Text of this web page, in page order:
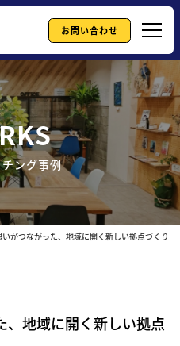
お問い合わせ
ング事例
がつながった、地域に開く新しい拠点づくり
、地域に開く新しい拠点